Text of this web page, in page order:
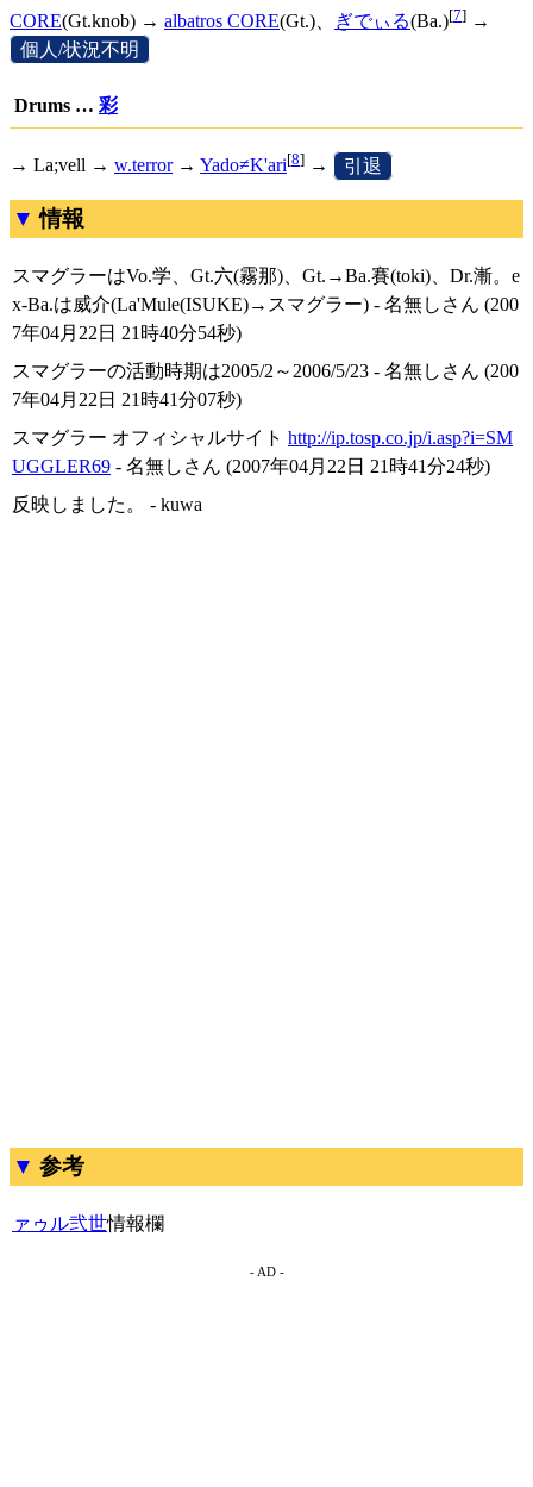
CORE(Gt.knob) → albatros CORE(Gt.)、 ぎでぃる(Ba.)[7] →
個人/状況不明
Drums … 彩
→ La;vell → w.terror→ Yado≠K'ari[8] → 引退
情報
スマグラーはVo.学、Gt.六(霧那)、Gt.→Ba.賽(toki)、Dr.漸。e
x-Ba.は威介(La'Mule(ISUKE)→スマグラー) - 名無しさん (200
7年04月22日 21時40分54秒)
スマグラーの活動時期は2005/2～2006/5/23 - 名無しさん (200
7年04月22日 21時41分07秒)
スマグラー オフィシャルサイト http://ip.tosp.co.jp/i.asp?i=SM
UGGLER69 - 名無しさん (2007年04月22日 21時41分24秒)
反映しました。 - kuwa
参考
ァゥル弐世情報欄
- AD -